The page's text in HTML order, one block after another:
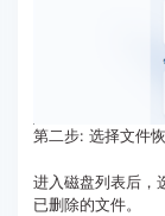
第二步: 选择文件
进入磁盘列表后，
已删除的文件。